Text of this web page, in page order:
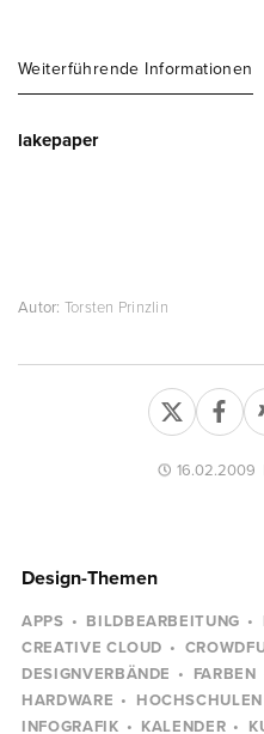
Weiterführende Informationen
lakepaper
Autor: Torsten Prinzlin
16.02.2009
Design-Themen
APPS BILDBEARBEITUNG
CREATIVE CLOUD
DESIGNVERBÄNDE
FARBEN
HARDWARE
HOCHSCHULEN
INFOGRAFIK
KALENDER